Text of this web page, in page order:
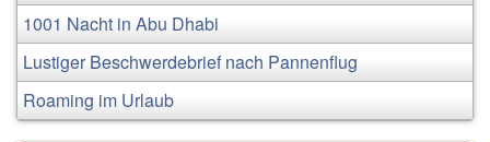
1001 Nacht in Abu Dhabi
Lustiger Beschwerdebrief nach Pannenflug
Roaming im Urlaub